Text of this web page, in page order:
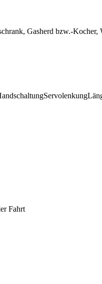
Gasherd bzw.-Kocher,
Fahrt